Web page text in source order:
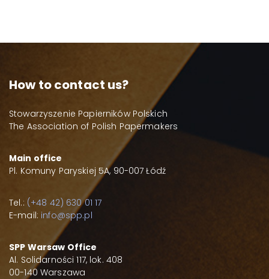
How to contact us?
Stowarzyszenie Papierników Polskich
The Association of Polish Papermakers
Main office
Pl. Komuny Paryskiej 5A, 90-007 Łódź
Tel.: (+48 42) 630 01 17
E-mail: info@spp.pl
SPP Warsaw Office
Al. Solidarności 117, lok. 408
00-140 Warszawa